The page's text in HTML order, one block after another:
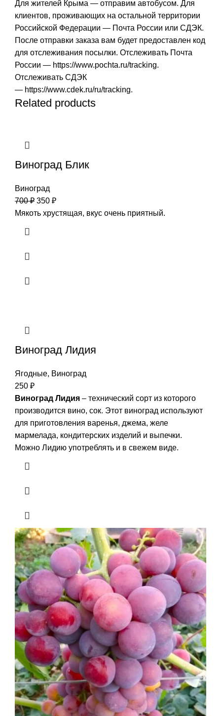
Для жителей Крыма — отправим автобусом. Для
клиентов, проживающих на остальной территории
Российской Федерации — Почта России или СДЭК.
После отправки заказа вам будет предоставлен код
для отслеживания посылки. Отслеживать Почта
России — https://www.pochta.ru/tracking.
Отслеживать СДЭК
— https://www.cdek.ru/ru/tracking.
Related products
Виноград Блик
Виноград
700₽ 350 ₽
Мякоть хрустящая, вкус очень приятный.
Виноград Лидия
Ягодные, Виноград
250 ₽
Виноград Лидия – технический сорт из которого
производится вино, сок. Этот виноград используют
для приготовления варенья, джема, желе
мармелада, кондитерских изделий и выпечки.
Можно Лидию употреблять и в свежем виде.